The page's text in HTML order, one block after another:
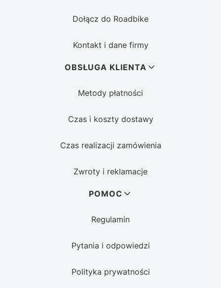
Dołącz do Roadbike
Kontakt i dane firmy
OBSŁUGA KLIENTA
Metody płatności
Czas i koszty dostawy
Czas realizacji zamówienia
Zwroty i reklamacje
POMOC
Regulamin
Pytania i odpowiedzi
Polityka prywatności